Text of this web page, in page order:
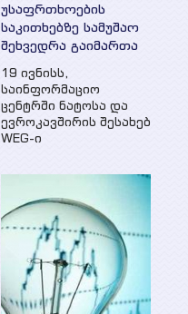
უსაფრთხოების
საკითხებზე სამუშაო
შეხვედრა გაიმართა
19 ივნისს,
საინფორმაციო
ცენტრში ნატოსა და
ევროკავშირის შესახებ
WEG-ი